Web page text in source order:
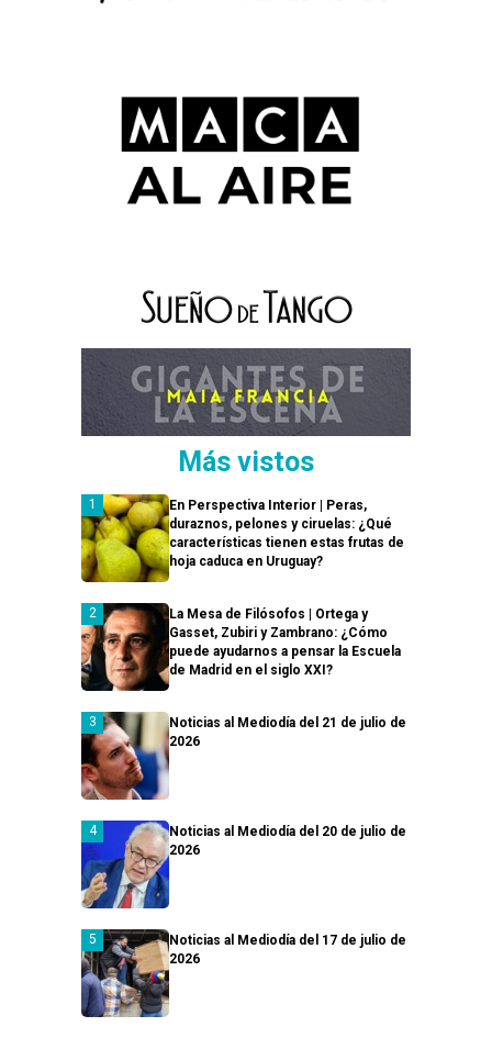
Más vistos
En Perspectiva Interior | Peras,
duraznos, pelones y ciruelas: ¿Qué
características tienen estas frutas de
hoja caduca en Uruguay?
La Mesa de Filósofos | Ortega y
Gasset, Zubiri y Zambrano: ¿Cómo
puede ayudarnos a pensar la Escuela
de Madrid en el siglo XXI?
Noticias al Mediodía del 21 de julio de
2026
Noticias al Mediodía del 20 de julio de
2026
Noticias al Mediodía del 17 de julio de
2026